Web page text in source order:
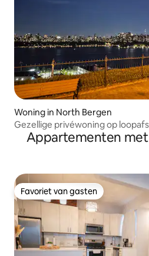
Woning in North Bergen
Gezellige privéwoning op
enkele minuten van NYC
Appartementen
Favoriet van gasten
Favoriet van gasten